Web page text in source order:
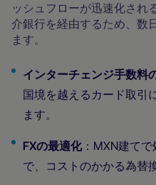
ッシュフローが迅速化され
介銀行を経由するため、数
ます。
インターチェンジ手数料
国境を越えるカード取引
ます。
FXの最適化：MXN建てで
で、コストのかかる為替